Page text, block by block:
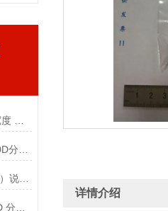
Flag标签小鼠单克隆抗体（1B10）说明书
详情介绍